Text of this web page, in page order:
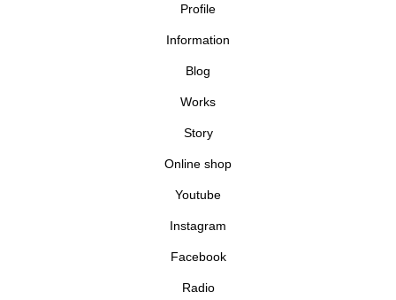
Profile
Information
Blog
Works
Story
Online shop
Youtube
Instagram
Facebook
Radio